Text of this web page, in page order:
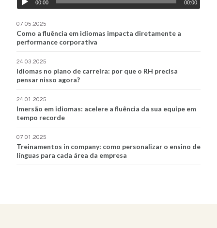
00:00 00:00
07.05.2025
Como a fluência em idiomas impacta diretamente a
performance corporativa
24.03.2025
Idiomas no plano de carreira: por que o RH precisa
pensar nisso agora?
24.01.2025
Imersão em idiomas: acelere a fluência da sua equipe em
tempo recorde
07.01.2025
Treinamentos in company: como personalizar o ensino de
línguas para cada área da empresa